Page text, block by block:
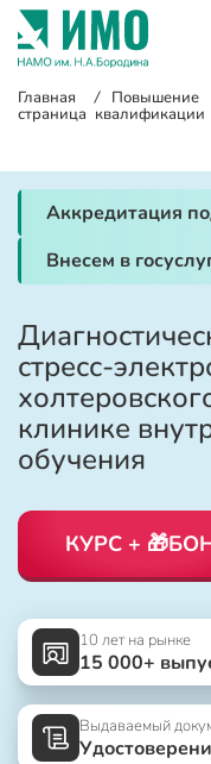
Главная
страница
/ Повышение
квалификации
Аккредитация
Внесем в
стресс-
клинике
обучения
КУРС +
10 лет на рынке
15 000+
Выдаваемый